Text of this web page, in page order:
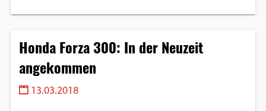
Honda Forza 300: In der Neuzeit
angekommen
13.03.2018